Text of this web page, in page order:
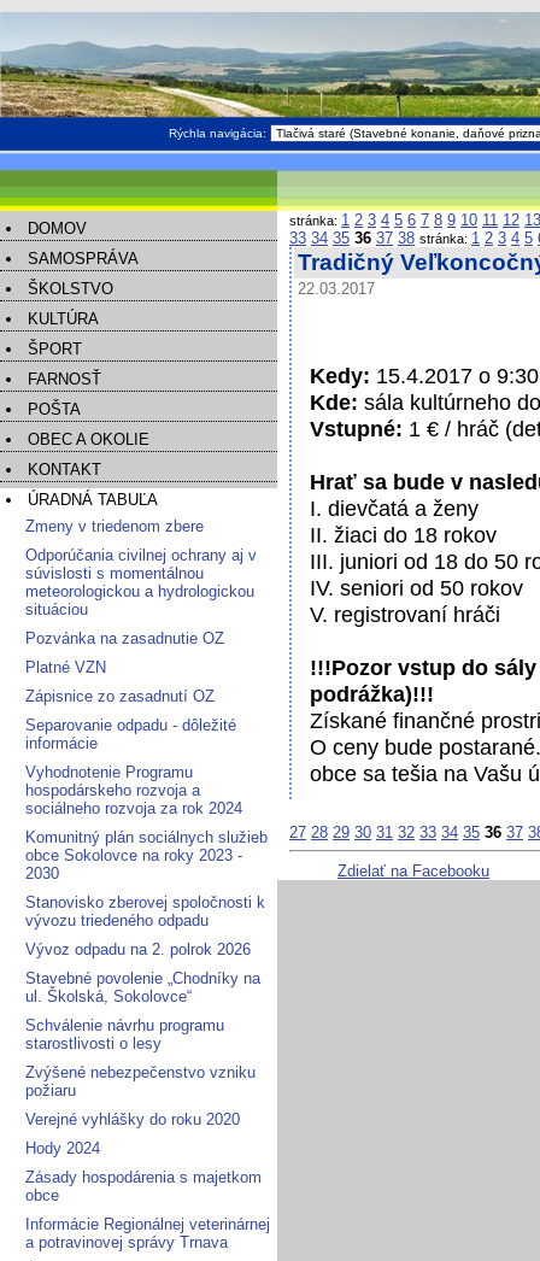
Rýchla navigácia:
DOMOV
SAMOSPRÁVA
ŠKOLSTVO
KULTÚRA
ŠPORT
FARNOSŤ
POŠTA
OBEC A OKOLIE
KONTAKT
ÚRADNÁ TABUĽA
Zmeny v triedenom zbere
Odporúčania civilnej ochrany aj v
súvislosti s momentálnou
meteorologickou a hydrologickou
situáciou
Pozvánka na zasadnutie OZ
Platné VZN
Zápisnice zo zasadnutí OZ
Separovanie odpadu - dôležité
informácie
Vyhodnotenie Programu
hospodárskeho rozvoja a
sociálneho rozvoja za rok 2024
Komunitný plán sociálnych služieb
obce Sokolovce na roky 2023 -
2030
Stanovisko zberovej spoločnosti k
vývozu triedeného odpadu
Vývoz odpadu na 2. polrok 2026
Stavebné povolenie „Chodníky na
ul. Školská, Sokolovce“
Schválenie návrhu programu
starostlivosti o lesy
Zvýšené nebezpečenstvo vzniku
požiaru
Verejné vyhlášky do roku 2020
Hody 2024
Zásady hospodárenia s majetkom
obce
Informácie Regionálnej veterinárnej
a potravinovej správy Trnava
stránka: 1 2 3 4 5 6 7 8 9 10 11 12 13
33 34 35 36 37 38
Tradičný
22.03.2017
Kedy: 15.4.2017 o
Kde: sála kultúrneho
Vstupné: 1 € / hráč
Hrať sa bude v
I. dievčatá a ženy
II. žiaci do 18 rokov
III. juniori od 18 do 50
IV. seniori od 50 rokov
V. registrovaní hráči
!!!Pozor vstup do
podrážka)!!!
Získané finančné
O ceny bude
obce sa tešia na Vašu
stránka: 1 2 3 4 5
27 28 29 30 31 32 33 34 35 36 37
Zdielať na Facebooku